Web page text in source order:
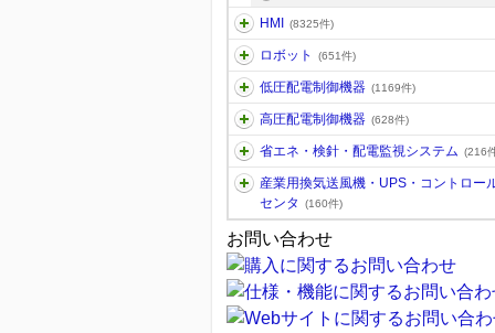
HMI (8325件)
ロボット (651件)
低圧配電制御機器 (1169件)
高圧配電制御機器 (628件)
省エネ・検針・配電監視システム (216
産業用換気送風機・UPS・コントロー
センタ
(160件)
お問い合わせ